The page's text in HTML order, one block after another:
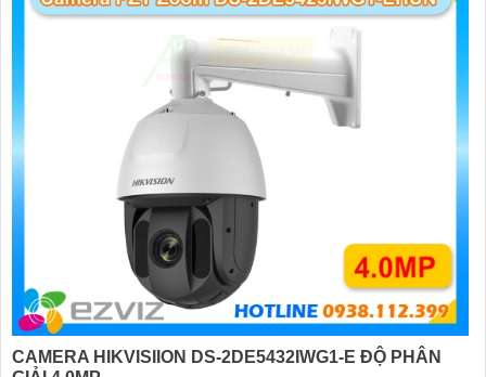
CAMERA HIKVISIION DS-2DE5432IWG1-E ĐỘ PHÂN